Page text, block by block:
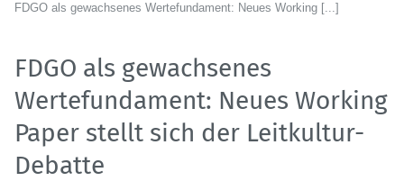
FDGO als gewachsenes Wertefundament: Neues Working [...]
FDGO als gewachsenes
Wertefundament: Neues Working
Paper stellt sich der Leitkultur-
Debatte